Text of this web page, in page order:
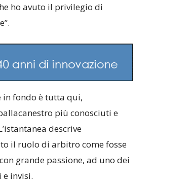
ho avuto il privilegio di
in fondo è tutta qui,
più conosciuti e
descrive
il ruolo di arbitro come fosse
grande passione, ad uno dei
e invisi.